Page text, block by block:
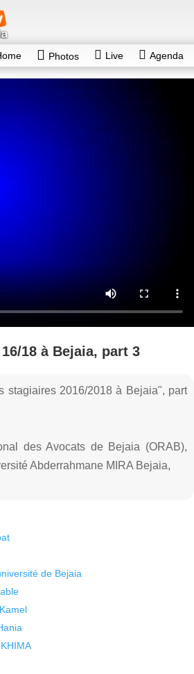
Photos Live Agenda
18 à Bejaia, part 3
stagiaires 2016/2018 à Bejaia", part
Abderrahmane MIRA Bejaia,
de Bejaia